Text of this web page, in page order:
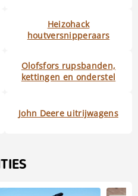
Heizohack
houtversnipperaars
Olofsfors rupsbanden,
kettingen en onderstel
John Deere uitrijwagens